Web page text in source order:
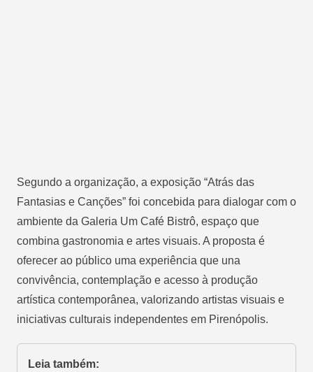
Segundo a organização, a exposição “Atrás das
Fantasias e Canções” foi concebida para dialogar com o
ambiente da Galeria Um Café Bistrô, espaço que
combina gastronomia e artes visuais. A proposta é
oferecer ao público uma experiência que una
convivência, contemplação e acesso à produção
artística contemporânea, valorizando artistas visuais e
iniciativas culturais independentes em Pirenópolis.
Leia também: